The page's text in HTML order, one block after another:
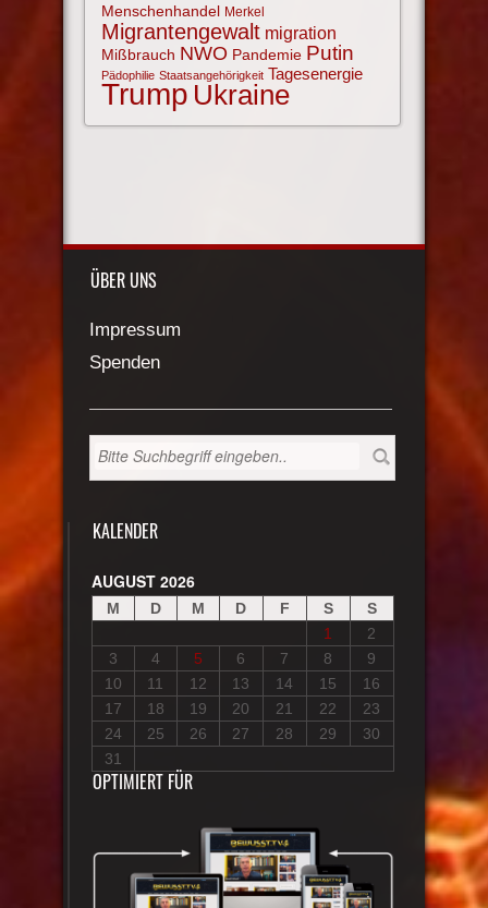
Menschenhandel Merkel
Migrantengewalt migration
Mißbrauch NWO Pandemie Putin
Pädophilie Staatsangehörigkeit Tagesenergie
Trump Ukraine
ÜBER UNS
Impressum
Spenden
KALENDER
AUGUST 2026
M D M D F S
S
1
2
3
4 5 6 7 8
9
10
11 12 13 14 15
16
17
18 19 20 21 22
23
24
25 26 27 28 29
30
31
OPTIMIERT FÜR